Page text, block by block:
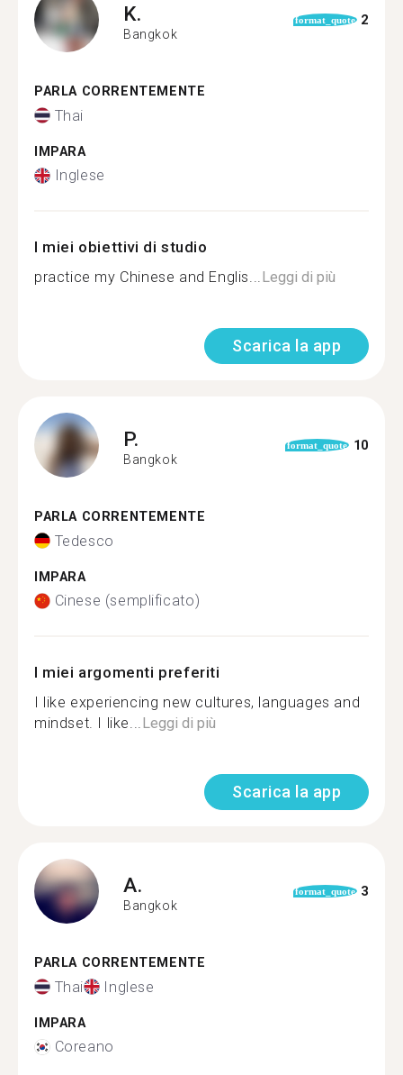
K.
Bangkok
format_quote 2
PARLA CORRENTEMENTE
Thai
IMPARA
Inglese
I miei obiettivi di studio
practice my Chinese and Englis...Leggi di più
Scarica la app
P.
Bangkok
format_quote 10
PARLA CORRENTEMENTE
Tedesco
IMPARA
Cinese (semplificato)
I miei argomenti preferiti
I like experiencing new cultures, languages and
mindset. I like...Leggi di più
Scarica la app
A.
Bangkok
format_quote 3
PARLA CORRENTEMENTE
Thai Inglese
IMPARA
Coreano